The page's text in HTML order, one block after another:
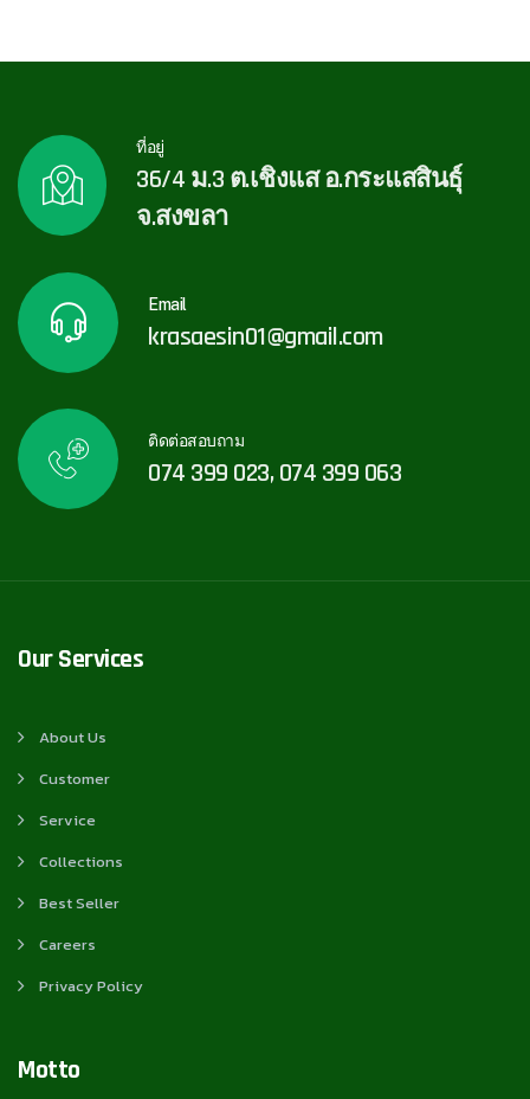
ที่อยู่
36/4 ม.3 ต.เชิงแส อ.กระแสสินธุ์
จ.สงขลา
Email
krasaesin01@gmail.com
ติดต่อสอบถาม
074 399 023, 074 399 063
Our Services
About Us
Customer
Service
Collections
Best Seller
Careers
Privacy Policy
Motto